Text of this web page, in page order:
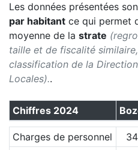
Les données présentées
par habitant ce qui permet
moyenne de la strate
taille et de fiscalité
classification de la
Locales)..
Chiffres 2024
Charges de personnel